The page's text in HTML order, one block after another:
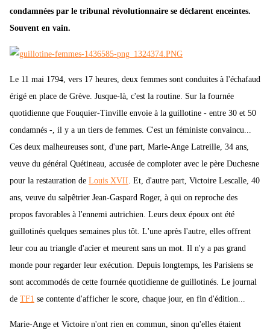
condamnées par le tribunal révolutionnaire se déclarent enceintes.
Souvent en vain.
Le 11 mai 1794, vers 17 heures, deux femmes sont conduites à l'échafaud
érigé en place de Grève. Jusque-là, c'est la routine. Sur la fournée
quotidienne que Fouquier-Tinville envoie à la guillotine - entre 30 et 50
condamnés -, il y a un tiers de femmes. C'est un féministe convaincu...
Ces deux malheureuses sont, d'une part, Marie-Ange Latreille, 34 ans,
veuve du général Quétineau, accusée de comploter avec le père Duchesne
pour la restauration de Louis XVII. Et, d'autre part, Victoire Lescalle, 40
ans, veuve du salpêtrier Jean-Gaspard Roger, à qui on reproche des
propos favorables à l'ennemi autrichien. Leurs deux époux ont été
guillotinés quelques semaines plus tôt. L'une après l'autre, elles offrent
leur cou au triangle d'acier et meurent sans un mot. Il n'y a pas grand
monde pour regarder leur exécution. Depuis longtemps, les Parisiens se
sont accommodés de cette fournée quotidienne de guillotinés. Le journal
de TF1 se contente d'afficher le score, chaque jour, en fin d'édition...
Marie-Ange et Victoire n'ont rien en commun, sinon qu'elles étaient